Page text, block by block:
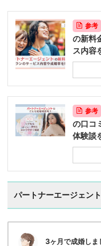
参考
の新料
ス内容
参考
の口コ
体験談
パートナーエージェン
3ヶ月で成婚しま